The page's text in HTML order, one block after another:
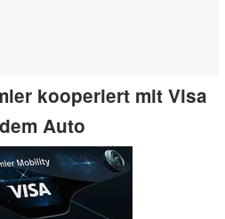
kooperiert mit Visa
Auto